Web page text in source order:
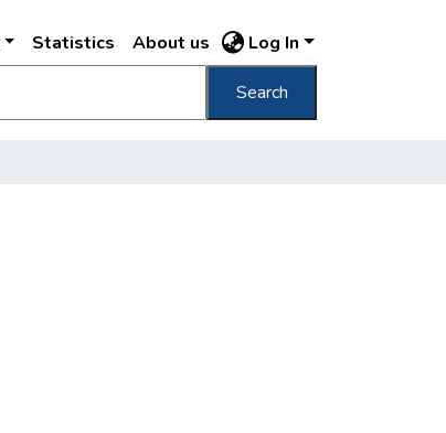
Statistics About us Log In
Search